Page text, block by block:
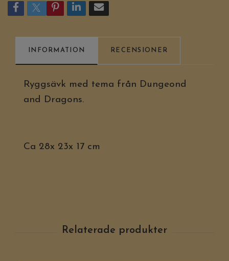
INFORMATION RECENSIONER
Ryggsävk med tema från Dungeond
and Dragons.
Ca 28x 23x 17 cm